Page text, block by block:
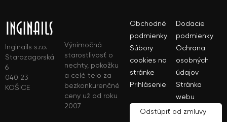
Inginails s.r.o.
Starozagorská
6
040 23
KOŠICE
Výnimočná
starostlivosť o
nechty, pokožku
a celé telo za
bezkonkurenčné
ceny už od roku
2007
Obchodné
podmienky
Dodacie
podmienky
Súbory
cookies na
stránke
Ochrana
osobných
údajov
Prihlásenie
Stránka
webu
Odstúpiť od zmluvy